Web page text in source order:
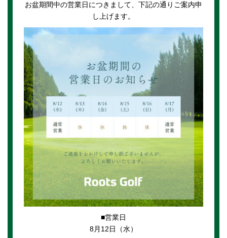
お盆期間中の営業日につきまして、下記の通りご案内申
し上げます。
■営業日
8月12日（水）